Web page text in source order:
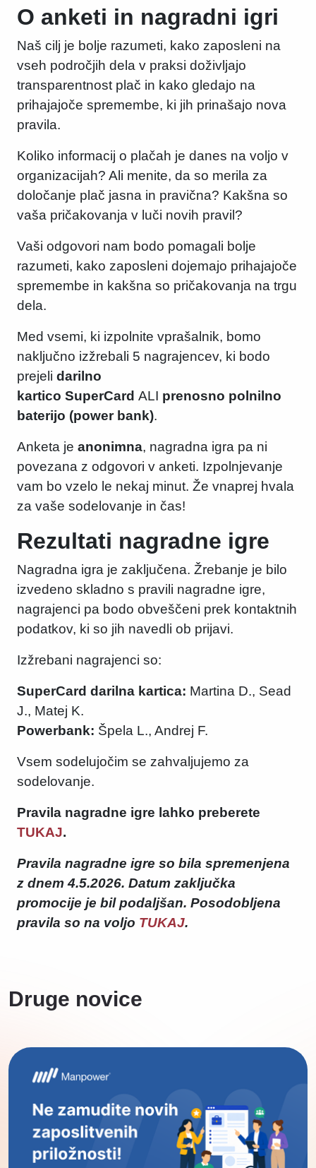
O anketi in nagradni igri
Naš cilj je bolje razumeti, kako zaposleni na
vseh področjih dela v praksi doživljajo
transparentnost plač in kako gledajo na
prihajajoče spremembe, ki jih prinašajo nova
pravila.
Koliko informacij o plačah je danes na voljo v
organizacijah? Ali menite, da so merila za
določanje plač jasna in pravična? Kakšna so
vaša pričakovanja v luči novih pravil?
Vaši odgovori nam bodo pomagali bolje
razumeti, kako zaposleni dojemajo prihajajoče
spremembe in kakšna so pričakovanja na trgu
dela.
Med vsemi, ki izpolnite vprašalnik, bomo
naključno izžrebali 5 nagrajencev, ki bodo
prejeli darilno
kartico SuperCard ALI prenosno polnilno
baterijo (power bank).
Anketa je anonimna, nagradna igra pa ni
povezana z odgovori v anketi. Izpolnjevanje
vam bo vzelo le nekaj minut. Že vnaprej hvala
za vaše sodelovanje in čas!
Rezultati nagradne igre
Nagradna igra je zaključena. Žrebanje je bilo
izvedeno skladno s pravili nagradne igre,
nagrajenci pa bodo obveščeni prek kontaktnih
podatkov, ki so jih navedli ob prijavi.
Izžrebani nagrajenci so:
SuperCard darilna kartica: Martina D., Sead
J., Matej K.
Powerbank: Špela L., Andrej F.
Vsem sodelujočim se zahvaljujemo za
sodelovanje.
Pravila nagradne igre lahko preberete
TUKAJ.
Pravila nagradne igre so bila spremenjena
z dnem 4.5.2026. Datum zaključka
promocije je bil podaljšan. Posodobljena
pravila so na voljo TUKAJ.
Druge novice